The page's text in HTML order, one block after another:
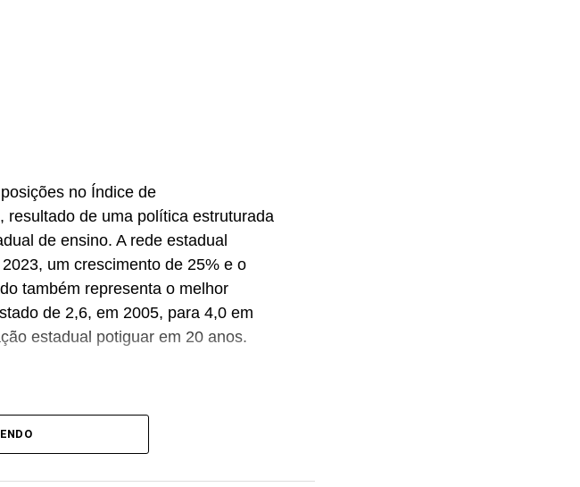
no Índice de
resultado de uma política estruturada
de ensino. A rede estadual
um crescimento de 25% e o
também representa o melhor
de 2,6, em 2005, para 4,0 em
estadual potiguar em 20 anos.
na melhoria da infraestrutura